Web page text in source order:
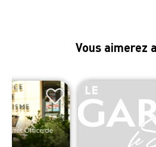
Vous aimerez
Arrêt Office de